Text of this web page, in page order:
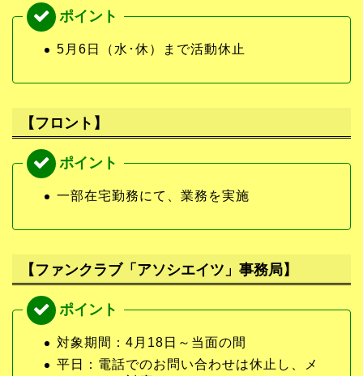
5月6日（水･休）まで活動休止
【フロント】
一部在宅勤務にて、業務を実施
【ファンクラブ「アソシエイツ」事務局】
対象期間：4月18日～当面の間
平日：電話でのお問い合わせは休止し、メ